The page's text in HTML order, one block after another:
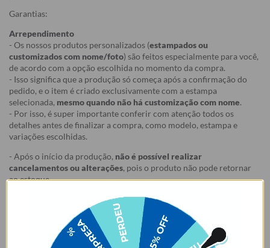
Garantias:
Arrependimento
- Os nossos produtos personalizados (estampados ou
customizados com nome/foto) são feitos especialmente para você,
de acordo com a opção escolhida no momento da compra.
- Isso significa que a produção só começa após a confirmação do
pedido, e o item é criado exclusivamente com a estampa
selecionada, mesmo quando não há customização com nome.
- Por isso, é super importante conferir com atenção todos os
detalhes antes de finalizar a compra, como modelo, estampa e
variações escolhidas.
- Após o início da produção, não é possível realizar
cancelamentos ou alterações, pois o produto não pode retornar
ao estoque.
- Descascamento: 6 meses;
- Amarelamento: 6 meses;
- Demais defeitos de fábrica: 3 meses.